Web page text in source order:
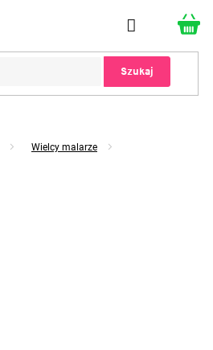
Szukaj
Wielcy malarze